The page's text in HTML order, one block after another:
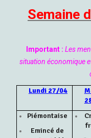
Semaine
Important : Les
situation économique
Lundi 27/04
Piémontaise
Emincé de